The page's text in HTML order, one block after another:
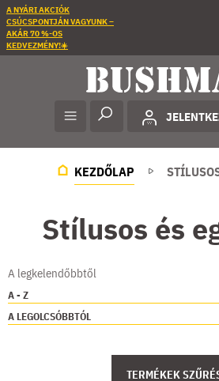
A NYÁRI AKCIÓK
CSÚCSPONTJÁN VAGYUNK –
AKÁR 70 %-OS
KEDVEZMÉNY!☀️
KEZDŐLAP
Stílusos és
A legkelendőbbtől
A - Z
A LEGOLCSÓBBTÓL
TERMÉKEK